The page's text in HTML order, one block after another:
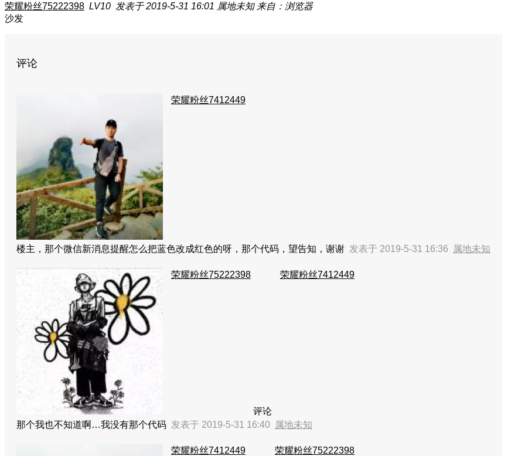
荣耀粉丝75222398 LV10 发表于 2019-5-31 16:01 属地未知 来自：浏览器
沙发
评论
荣耀粉丝7412449
楼主，那个微信新消息提醒怎么把蓝色改成红色的呀，那个代码，望告知，谢谢 发表于 2019-5-31 16:36 属地未知
荣耀粉丝75222398
评论
荣耀粉丝7412449
那个我也不知道啊…我没有那个代码 发表于 2019-5-31 16:40 属地未知
荣耀粉丝7412449 荣耀粉丝75222398